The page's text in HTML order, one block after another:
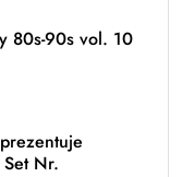
80s-90s vol. 10
Nr.